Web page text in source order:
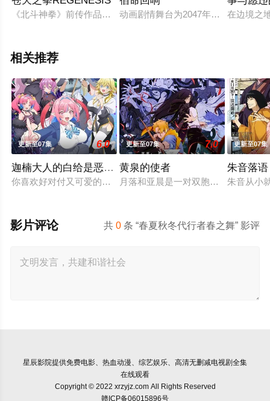
《北斗神拳》前传作品，主角霞拳志郎原本是东京的一所大学
动画剧情舞台为2047年，与人类之
在边境之
相关推荐
更新至07集 6.0
迦楠大人的白给是恶魔级
你喜欢好对付又可爱的恶魔吗？女恶魔迦楠为了品尝美味的灵
更新至07集 7.0
黄泉的使者
月落和亚晨是一对双胞胎兄妹，他们
更新至07集
朱音落语
朱音从小
共0 条 “春夏秋冬代行者春之舞” 影评
影片评论
星辰影院提供免费电影、热血动漫、综艺娱乐、高清无删减电视剧全集
在线观看
Copyright © 2022 xrzyjz.com All Rights Reserved
赣ICP备06015896号